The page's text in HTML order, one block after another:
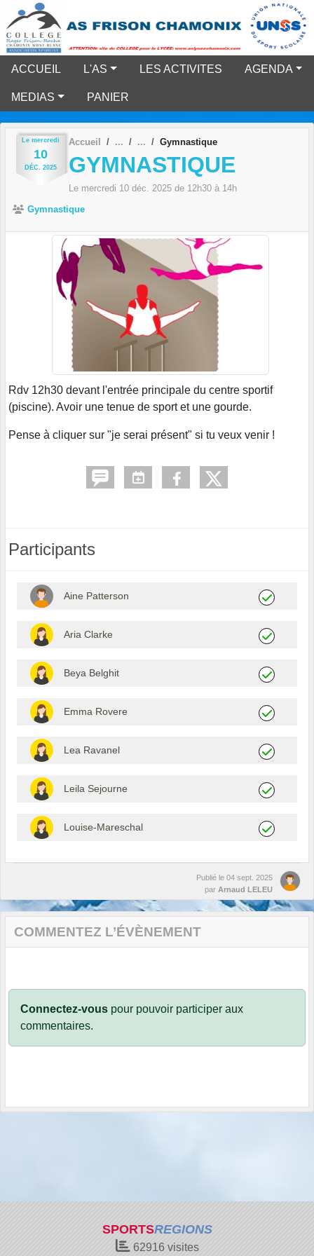
ACCUEIL L'AS LES ACTIVITES AGENDA
MEDIAS PANIER
Le mercredi
10
DÉC. 2025
Accueil Gymnastique
GYMNASTIQUE
Le mercredi 10 déc. 2025 de 12h30 à 14h
Gymnastique
Rdv 12h30 devant l'entrée principale du centre sportif
(piscine). Avoir une tenue de sport et une gourde.
Pense à cliquer sur "je serai présent" si tu veux venir !
Participants
Aine Patterson
Aria Clarke
Beya Belghit
Emma Rovere
Lea Ravanel
Leila Sejourne
Louise-Mareschal
Publié le 04 sept. 2025
par Arnaud LELEU
COMMENTEZ L’ÉVÈNEMENT
Connectez-vous pour pouvoir participer aux
commentaires.
SPORTSREGIONS
62916visites
Panneau de gestion des cookies